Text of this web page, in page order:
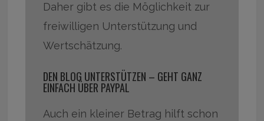
Daher gibt es die Möglichkeit zur
freiwilligen Unterstützung und
Wertschätzung.
DEN BLOG UNTERSTÜTZEN – GEHT GANZ
EINFACH ÜBER PAYPAL
Auch ein kleiner Betrag hilft schon